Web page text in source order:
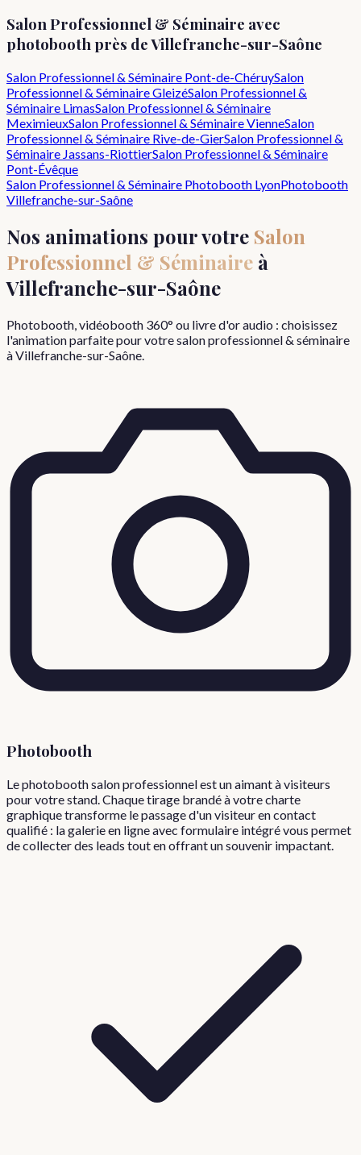
Salon Professionnel & Séminaire avec
photobooth près deVillefranche-sur-Saône
Salon Professionnel & Séminaire Pont-de-ChéruySalon
Professionnel & SéminaireGleizéSalon Professionnel &
Séminaire LimasSalon Professionnel & Séminaire
MeximieuxSalon Professionnel & SéminaireVienneSalon
Professionnel & Séminaire Rive-de-GierSalon Professionnel &
Séminaire Jassans-RiottierSalon Professionnel & Séminaire
Pont-Évêque
Salon Professionnel & Séminaire Photobooth LyonPhotobooth
Villefranche-sur-Saône
Nos animations pour votre Salon
Professionnel & Séminaire à
Villefranche-sur-Saône
Photobooth, vidéobooth 360° ou livre d'or audio : choisissez
l'animation parfaite pour votresalon professionnel & séminaire
àVillefranche-sur-Saône
Photobooth
Le photobooth salon professionnel est un aimant à visiteurs
pour votre stand. Chaque tirage brandé à votre charte
graphique transforme le passage d'un visiteur en contact
qualifié : la galerie en ligne avec formulaire intégré vous permet
de collecter des leads tout en offrant un souvenir impactant.